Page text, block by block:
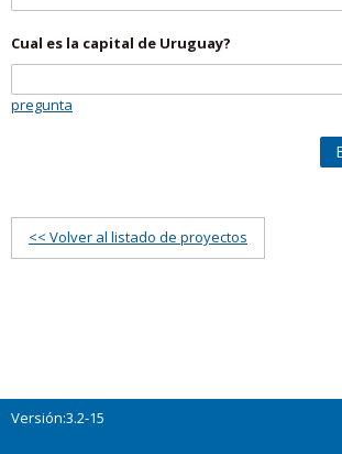
Cual es la capital de Uruguay?
pregunta
<< Volver al listado de proyectos
Versión:3.2-15